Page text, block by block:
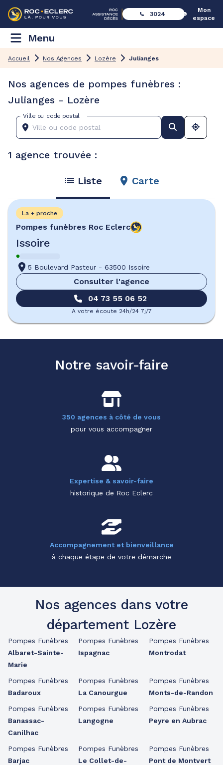
3024
Mon
espace
Menu
Accueil Nos Agences Lozère Julianges
Nos agences de pompes funèbres :
Julianges - Lozère
Ville ou code postal
1 agence trouvée :
Liste Carte
Pompes funèbres Roc Eclerc
Issoire
La + proche
5 Boulevard Pasteur - 63500 Issoire
Consulter l'agence
04 73 55 06 52
A votre écoute 24h/24 7j/7
Notre savoir-faire
350 agences à côté de vous
pour vous accompagner
Expertise & savoir-faire
historique de Roc Eclerc
Accompagnement et bienveillance
à chaque étape de votre démarche
Nos agences dans votre
département Lozère
Pompes Funèbres
Albaret-Sainte-
Marie
Pompes Funèbres
Badaroux
Pompes Funèbres
Banassac-
Canilhac
Pompes Funèbres
Barjac
Pompes Funèbres
Ispagnac
Pompes Funèbres
La Canourgue
Pompes Funèbres
Langogne
Pompes Funèbres
Le Collet-de-
Pompes Funèbres
Montrodat
Pompes Funèbres
Monts-de-Randon
Pompes Funèbres
Peyre en Aubrac
Pompes Funèbres
Pont de Montvert